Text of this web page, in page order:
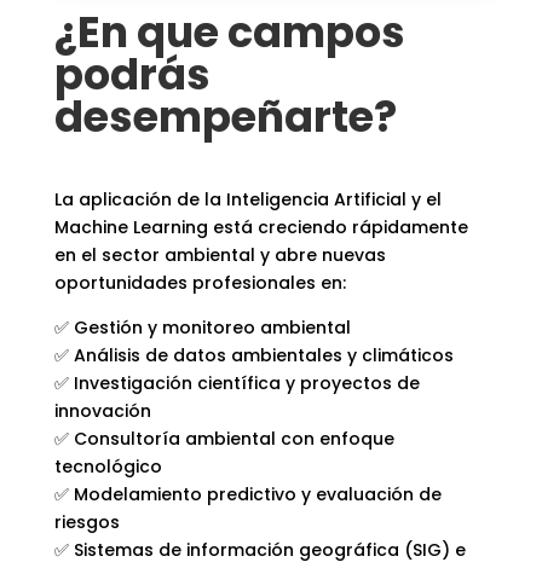
¿En que campos
podrás
desempeñarte?
La aplicación de la Inteligencia Artificial y el
Machine Learning está creciendo rápidamente
en el sector ambiental y abre nuevas
oportunidades profesionales en:
✅ Gestión y monitoreo ambiental
✅ Análisis de datos ambientales y climáticos
✅ Investigación científica y proyectos de
innovación
✅ Consultoría ambiental con enfoque
tecnológico
✅ Modelamiento predictivo y evaluación de
riesgos
✅ Sistemas de información geográfica (SIG) e